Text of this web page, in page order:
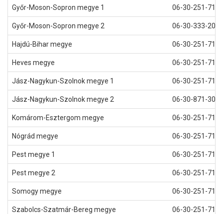
Győr-Moson-Sopron megye 1 06-30-251-71-
Győr-Moson-Sopron megye 2 06-30-333-20-
Hajdú-Bihar megye 06-30-251-71-
Heves megye 06-30-251-71-
Jász-Nagykun-Szolnok megye 1 06-30-251-71-
Jász-Nagykun-Szolnok megye 2 06-30-871-30-
Komárom-Esztergom megye 06-30-251-71-
Nógrád megye 06-30-251-71-
Pest megye 1 06-30-251-71-
Pest megye 2 06-30-251-71-
Somogy megye 06-30-251-71-
Szabolcs-Szatmár-Bereg megye 06-30-251-71-